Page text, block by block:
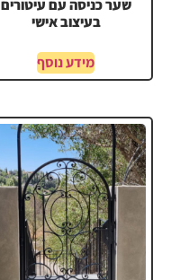
שער כניסה עם עיטורים
בעיצוב אישי
מידע נוסף